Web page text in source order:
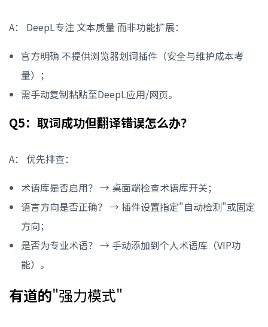
A： DeepL专注 文本质量 而非功能扩展：
官方明确 不提供浏览器划词插件（安全与维护成本考
量）；
需手动复制粘贴至DeepL应用/网页。
Q5：取词成功但翻译错误怎么办？
A： 优先排查：
术语库是否启用？ → 桌面端检查术语库开关；
语言方向是否正确？ → 插件设置指定"自动检测"或固定
方向；
是否为专业术语？ → 手动添加到个人术语库（VIP功
能）。
有道的"强力模式"